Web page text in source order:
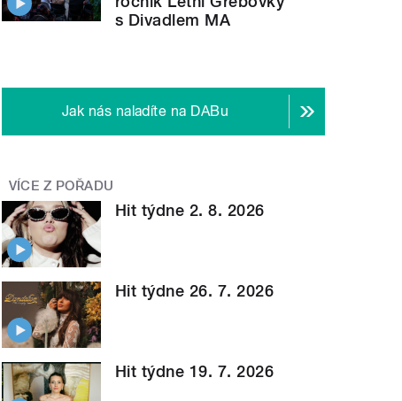
s Divadlem MA
Jak nás naladíte na DABu
VÍCE Z POŘADU
Hit týdne 2. 8. 2026
Hit týdne 26. 7. 2026
Hit týdne 19. 7. 2026